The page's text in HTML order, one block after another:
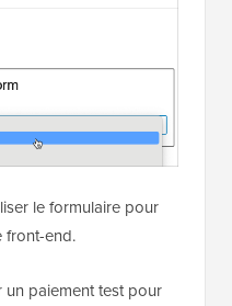
le formulaire pour
front-end.
paiement test pour